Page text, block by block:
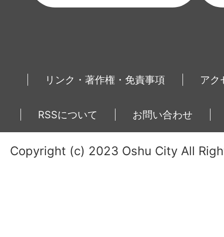
リンク・著作権・免責事項 アク
RSSについて お問い合わせ
Copyright (c) 2023 Oshu City All